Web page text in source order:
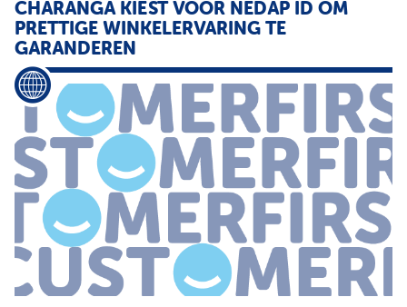
CHARANGA KIEST VOOR NEDAP ID OM
PRETTIGE WINKELERVARING TE
GARANDEREN